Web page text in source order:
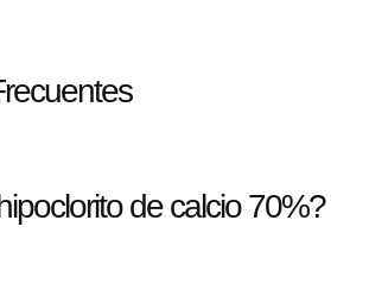
de calcio 70%?